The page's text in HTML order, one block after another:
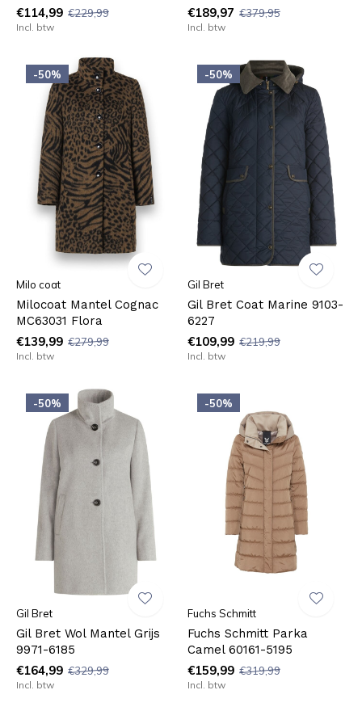
€114,99 €229,99
Incl. btw
€189,97 €379,95
Incl. btw
-50%
Milo coat
Milocoat Mantel Cognac
MC63031 Flora
€139,99 €279,99
Incl. btw
-50%
Gil Bret
Gil Bret Coat Marine 9103-
6227
€109,99 €219,99
Incl. btw
-50%
Gil Bret
Gil Bret Wol Mantel Grijs
9971-6185
€164,99 €329,99
Incl. btw
-50%
Fuchs Schmitt
Fuchs Schmitt Parka
Camel 60161-5195
€159,99 €319,99
Incl. btw